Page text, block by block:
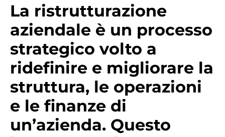
La ristrutturazione
aziendale è un processo
strategico volto a
ridefinire e migliorare la
struttura, le operazioni
e le finanze di
un’azienda. Questo